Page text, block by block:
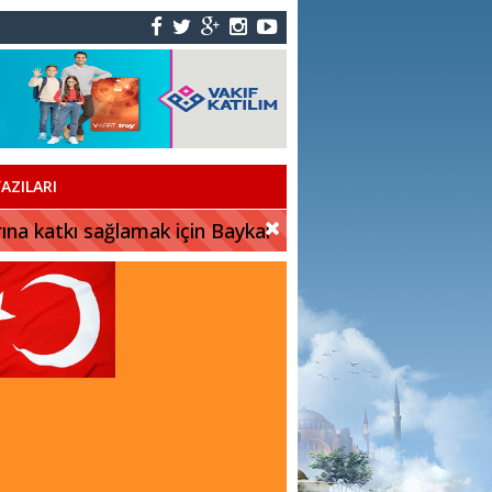
katkı sağlamak için Baykar